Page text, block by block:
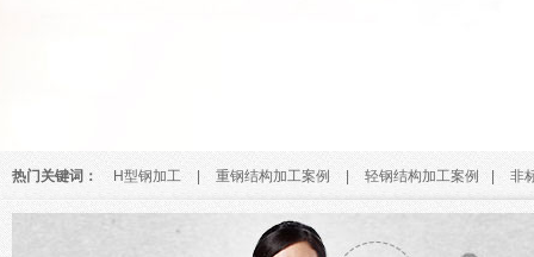
热门关键词： H型钢加工 重钢结构加工案例 | 轻钢结构加工案例 | 非